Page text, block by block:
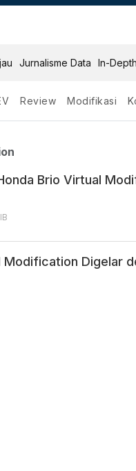
Jurnalisme Data In-
Review Modifikasi
Brio Virtual
Modification Digelar